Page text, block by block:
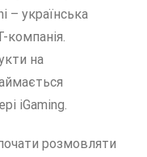
– українська
на
iGaming.
розмовляти